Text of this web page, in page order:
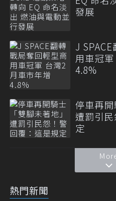
發展
J
用車冠
4.8%
停車再開
遭罰引
定
熱門新聞